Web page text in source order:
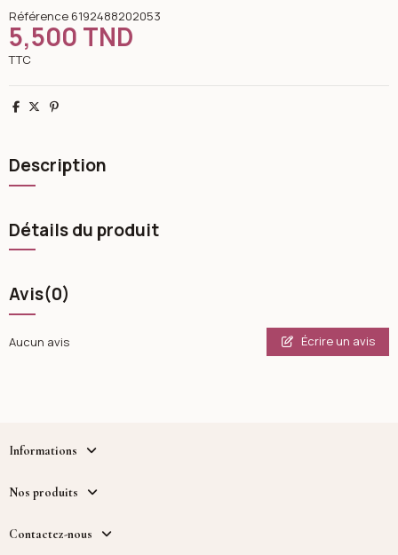
Référence 6192488202053
5,500 TND
TTC
Partager
TweetPinterest
Description
Détails du produit
Avis(0)
Aucun avis Écrire un avis
Informations
Nos produits
Contactez-nous